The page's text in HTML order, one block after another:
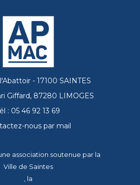
- 17100 SAINTES
Giffard, 87280 LIMOGES
: 05 46 92 13 69
nous par mail
association soutenue par la
Ville de Saintes
, la